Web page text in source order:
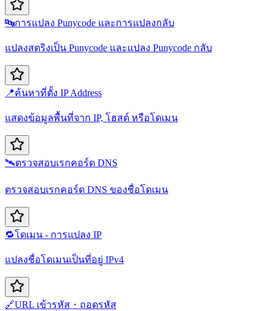
🔤การแปลง Punycode และการแปลงกลับ
แปลงสตริงเป็น Punycode และแปลง Punycode กลับ
📍ค้นหาที่ตั้ง IP Address
แสดงข้อมูลพื้นที่จาก IP, โฮสต์ หรือโดเมน
🛰️ตรวจสอบเรกคอร์ด DNS
ตรวจสอบเรกคอร์ด DNS ของชื่อโดเมน
🔁 โดเมน - การแปลง IP
แปลงชื่อโดเมนเป็นที่อยู่ IPv4
🔗URL เข้ารหัส・ถอดรหัส